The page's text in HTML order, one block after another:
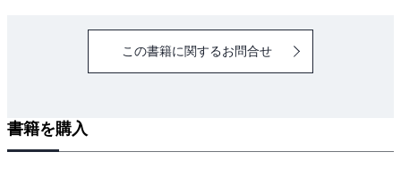
この書籍に関するお問合せ
書籍を購入